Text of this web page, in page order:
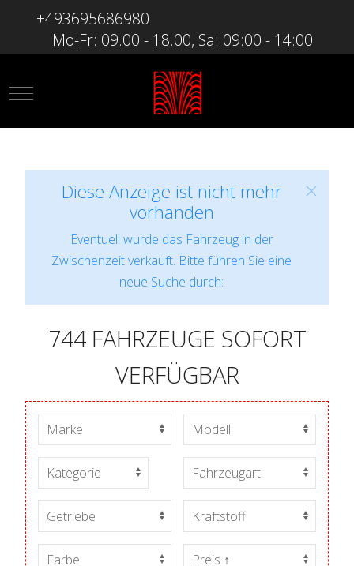
+493695686980
Mo-Fr: 09.00 - 18.00, Sa: 09:00 - 14:00
Mobile Menu Toggle
Diese Anzeige ist nicht mehr
vorhanden
Eventuell wurde das Fahrzeug in der
Zwischenzeit verkauft. Bitte führen Sie eine
neue Suche durch:
744 FAHRZEUGE SOFORT
VERFÜGBAR